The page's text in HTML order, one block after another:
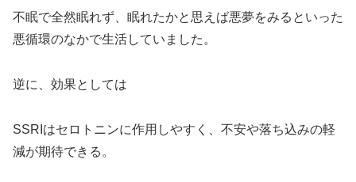
不眠で全然眠れず、眠れたかと思えば悪夢をみるといった
悪循環のなかで生活していました。
逆に、効果としては
SSRIはセロトニンに作用しやすく、不安や落ち込みの軽
減が期待できる。